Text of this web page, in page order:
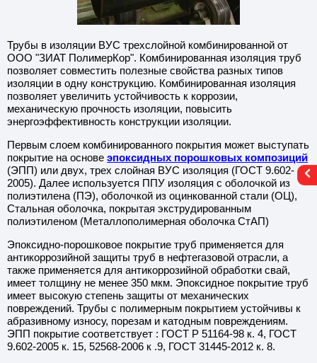
Клей-
гидроизоляционная
бутилкаучуковая
теплоизоляционная
ремонтная
изоляционная
герметизирующая
каучуко-битумная
битумно-полимерный
очистка труб
Битум
клининг
полезные
производитель
Трубы в изоляции ВУС трехслойной комбинированной от
ООО "ЗИАТ ПолимерКор". Комбинированная изоляция труб
позволяет совместить полезные свойства разных типов
изоляции в одну конструкцию. Комбинированная изоляция
позволяет увеличить устойчивость к коррозии,
механическую прочность изоляции, повысить
энергоэффективность конструкции изоляции.
Первым слоем комбинированного покрытия может выступать
покрытие на основе эпоксидных порошковых композиций
(ЭПП) или двух, трех слойная ВУС изоляция (ГОСТ 9.602-
2005). Далее используется ППУ изоляция с оболочкой из
полиэтилена (ПЭ), оболочкой из оцинкованной стали (ОЦ),
Стальная оболочка, покрытая экструдированным
полиэтиленом (Металлополимерная оболочка СтАП)
Эпоксидно-порошковое покрытие труб применяется для
антикоррозийной защиты труб в нефтегазовой отрасли, а
также применяется для антикоррозийной обработки свай,
имеет толщину не менее 350 мкм. Эпоксидное покрытие труб
имеет высокую степень защиты от механических
повреждений. Трубы с полимерным покрытием устойчивы к
абразивному износу, порезам и катодным повреждениям.
ЭПП покрытие соответствует : ГОСТ Р 51164-98 к. 4, ГОСТ
9.602-2005 к. 15, 52568-2006 к .9, ГОСТ 31445-2012 к. 8.